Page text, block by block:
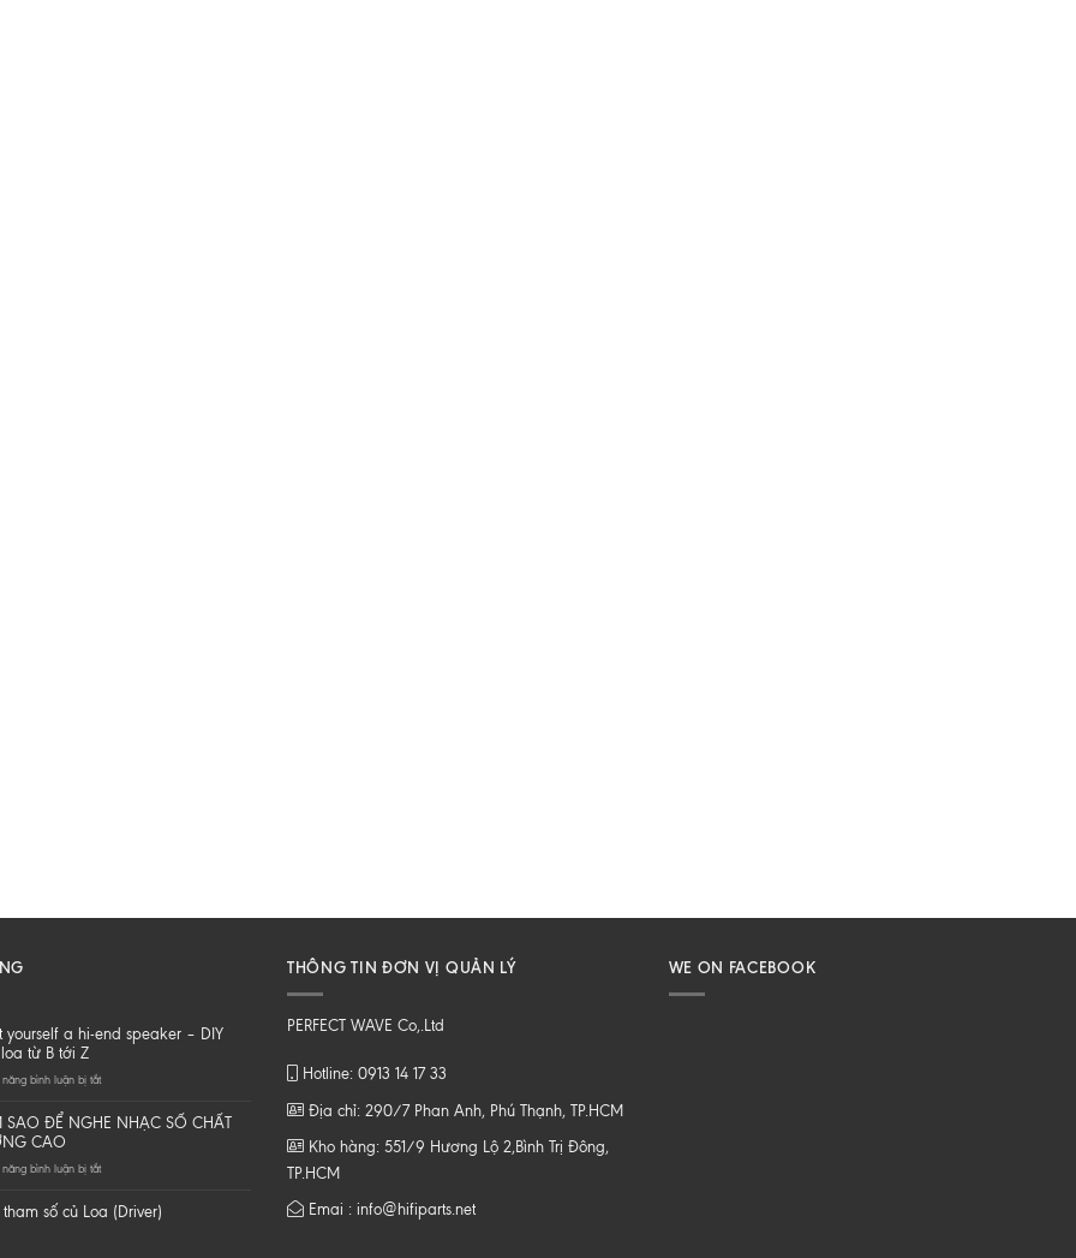
yourself a hi-end speaker – DIY
từ B tới Z
bình luận bị tắtở
it
yourself
hi-
speaker
SAO ĐỂ NGHE NHẠC SỐ CHẤT
CAO
bình luận bị tắtở
SAO
ĐỂ
số củ Loa (Driver)
THÔNG TIN ĐƠN VỊ QUẢN LÝ
PERFECT WAVE Co,.Ltd
Hotline: 0913 14 17 33
Địa chỉ: 290/7 Phan Anh, Phú Thạnh, TP.HCM
Kho hàng: 551/9 Hương Lộ 2,Bình Trị Đông,
TP.HCM
Emai : info@hifiparts.net
WE ON FACEBOOK